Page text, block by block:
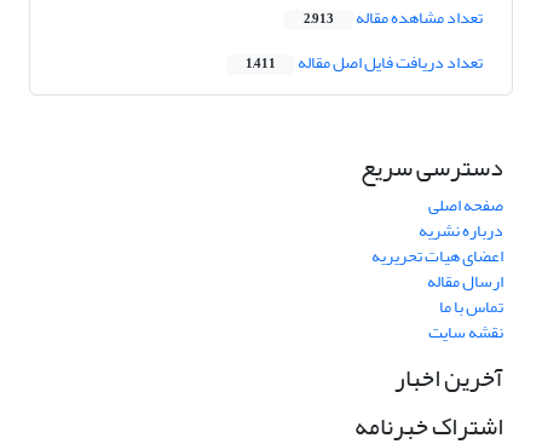
تعداد مشاهده مقاله 2,913
تعداد دریافت فایل اصل مقاله 1,411
دسترسی سریع
صفحه اصلی
درباره نشریه
اعضای هیات تحریریه
ارسال مقاله
تماس با ما
نقشه سایت
آخرین اخبار
اشتراک خبرنامه